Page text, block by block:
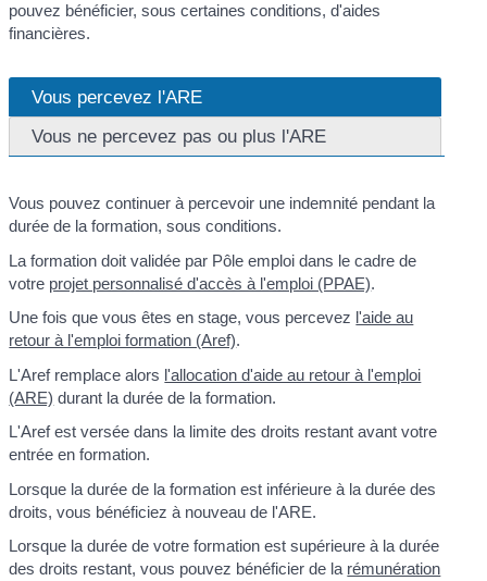
pouvez bénéficier, sous certaines conditions, d'aides
financières.
Vous percevez l'ARE
Vous ne percevez pas ou plus l'ARE
Vous pouvez continuer à percevoir une indemnité pendant la
durée de la formation, sous conditions.
La formation doit validée par Pôle emploi dans le cadre de
votre projet personnalisé d'accès à l'emploi (PPAE).
Une fois que vous êtes en stage, vous percevez l'aide au
retour à l'emploi formation (Aref).
L'Aref remplace alors l'allocation d'aide au retour à l'emploi
(ARE) durant la durée de la formation.
L'Aref est versée dans la limite des droits restant avant votre
entrée en formation.
Lorsque la durée de la formation est inférieure à la durée des
droits, vous bénéficiez à nouveau de l'ARE.
Lorsque la durée de votre formation est supérieure à la durée
des droits restant, vous pouvez bénéficier de la rémunération